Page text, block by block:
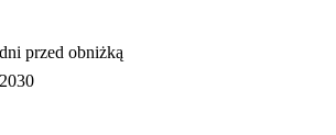
przed obniżką